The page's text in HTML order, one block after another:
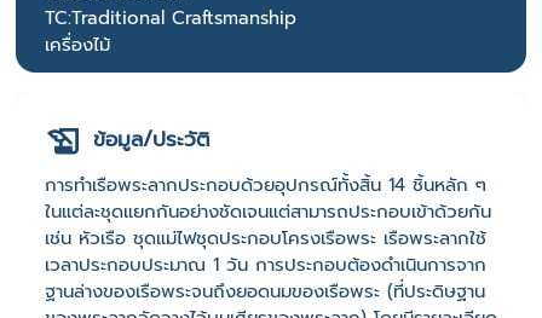
TC:Traditional Craftsmanship
เครื่องไม้
ข้อมูล/ประวัติ
การทำเรือพระลากประกอบด้วยอุปกรณ์ทั้งสิ้น 14 ชิ้นหลัก ๆ
ในแต่ละชุดแยกกันอย่างชัดเจนแต่สามารถประกอบเข้าด้วยกัน
เช่น หัวเรือ ชุดแม่ไฟชุดประกอบโครงเรือพระ เรือพระลากใช้
เวลาประกอบประมาณ 1 วัน การประกอบต้องดำเนินการจาก
ฐานล่างของเรือพระจนถึงยอดนมของเรือพระ (ที่ประดิษฐาน